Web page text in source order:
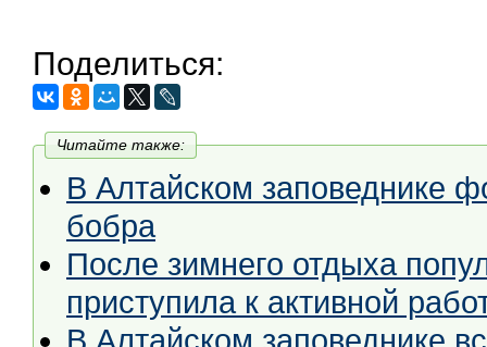
Поделиться:
Читайте также:
В Алтайском заповеднике
бобра
После зимнего отдыха
приступила к активной